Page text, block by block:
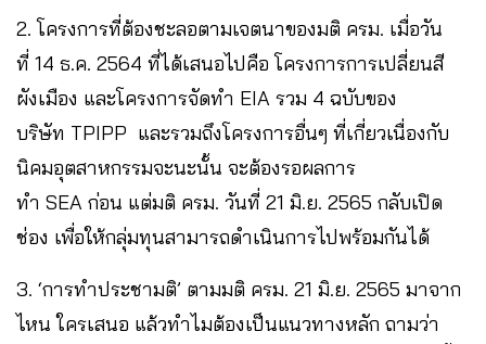
2. โครงการที่ต้องชะลอตามเจตนาของมติ ครม. เมื่อวัน
ที่ 14 ธ.ค. 2564 ที่ได้เสนอไปคือ โครงการการเปลี่ยนสี
ผังเมือง และโครงการจัดทำ EIA รวม 4 ฉบับของ
บริษัท TPIPP และรวมถึงโครงการอื่นๆ ที่เกี่ยวเนื่องกับ
นิคมอุตสาหกรรมจะนะนั้น จะต้องรอผลการ
ทำ SEA ก่อน แต่มติ ครม. วันที่ 21 มิ.ย. 2565 กลับเปิด
ช่อง เพื่อให้กลุ่มทุนสามารถดำเนินการไปพร้อมกันได้
3. ‘การทำประชามติ’ ตามมติ ครม. 21 มิ.ย. 2565 มาจาก
ไหน ใครเสนอ แล้วทำไมต้องเป็นแนวทางหลัก ถามว่า